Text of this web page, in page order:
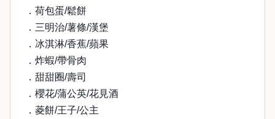
．荷包蛋/鬆餅
．三明治/薯條/漢堡
．冰淇淋/香蕉/蘋果
．炸蝦/帶骨肉
．甜甜圈/壽司
．櫻花/蒲公英/花見酒
．菱餅/王子/公主